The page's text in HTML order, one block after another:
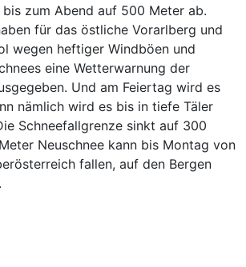
zum Abend auf 500 Meter ab.
für das östliche Vorarlberg und
wegen heftiger Windböen und
eine Wetterwarnung der
Und am Feiertag wird es
nämlich wird es bis in tiefe Täler
Schneefallgrenze sinkt auf 300
Neuschnee kann bis Montag von
fallen, auf den Bergen